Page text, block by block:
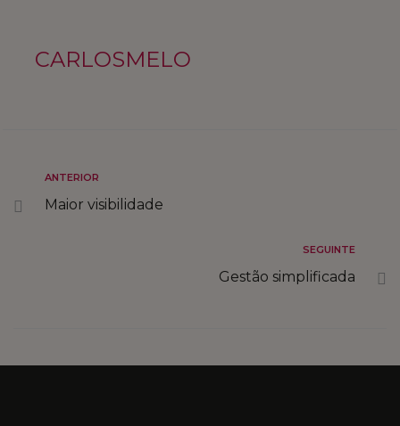
VIBRE COM A INOVAÇÃO
CARLOSMELO
ANTERIOR
Maior visibilidade
SEGUINTE
Gestão simplificada